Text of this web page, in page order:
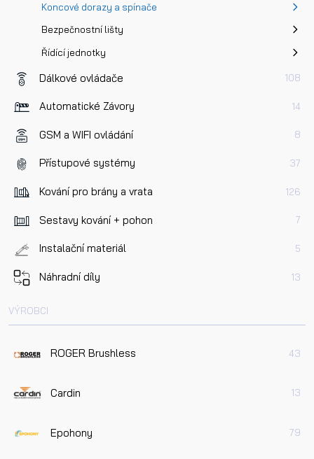
Koncové dorazy a spínače
Bezpečnostní lišty
Řídící jednotky
Dálkové ovládače 108
Automatické Závory 14
GSM a WIFI ovládání 8
Přístupové systémy 37
Kování pro brány a vrata 126
Sestavy kování + pohon 7
Instalační materiál 5
Náhradní díly 13
VÝROBCI
ROGER Brushless 43
Cardin 13
Epohony 79